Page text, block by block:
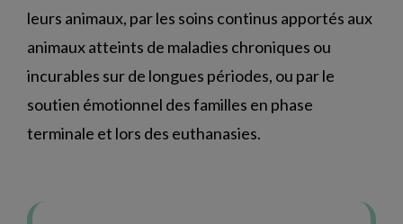
leurs animaux, par les soins continus apportés aux
animaux atteints de maladies chroniques ou
incurables sur de longues périodes, ou par le
soutien émotionnel des familles en phase
terminale et lors des euthanasies.